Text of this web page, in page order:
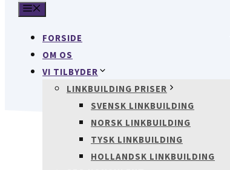
FORSIDE
OM OS
VI TILBYDER
LINKBUILDING PRISER
SVENSK LINKBUILDING
NORSK LINKBUILDING
TYSK LINKBUILDING
HOLLANDSK LINKBUILDING